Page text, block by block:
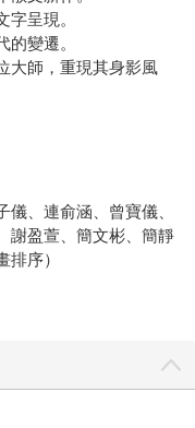
呈現。
變遷。
大師，重現其身影風
、連俞涵、曾寶儀、
謝盈萱、簡文彬、簡靜
序）